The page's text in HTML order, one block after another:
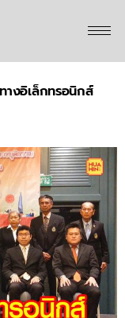
งอิเล็กทรอนิกส์